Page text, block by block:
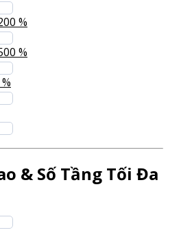
%
%
& Số Tầng Tối Đa